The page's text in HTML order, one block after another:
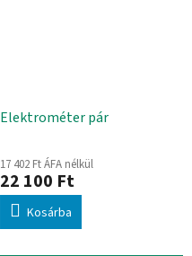
Elektrométer pár
17 402 Ft ÁFA nélkül
22 100 Ft
Kosárba